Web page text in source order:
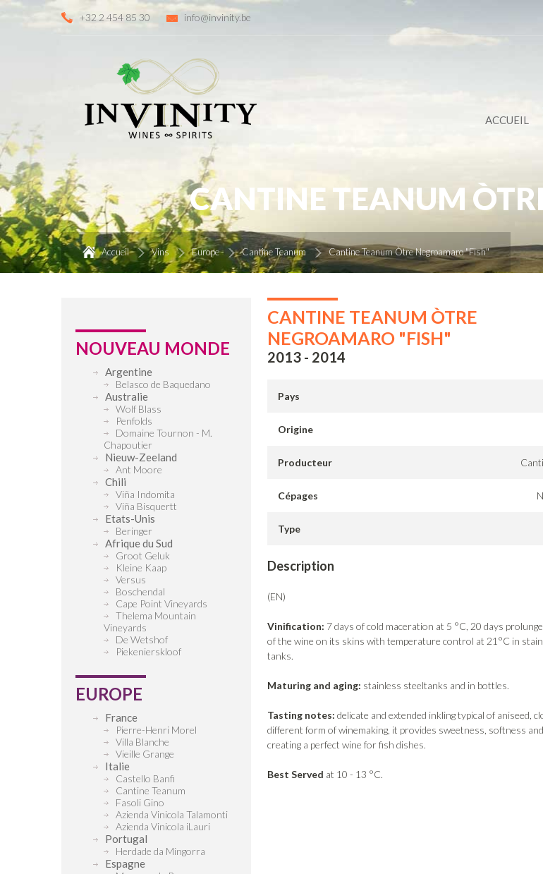
+32 2 454 85 30 info@invinity.be
ACCUEIL
CANTINE TEANUM
Accueil Vins Europe Cantine Teanum Cantine Teanum Òtre Negroamaro "Fish"
NOUVEAU MONDE
Argentine
Belasco de Baquedano
Australie
Wolf Blass
Penfolds
Domaine Tournon - M.
Chapoutier
Nieuw-Zeeland
Ant Moore
Chili
Viña Indomita
Viña Bisquertt
Etats-Unis
Beringer
Afrique du Sud
Groot Geluk
Kleine Kaap
Versus
Boschendal
Cape Point Vineyards
Thelema Mountain
Vineyards
De Wetshof
Piekenierskloof
EUROPE
France
Pierre-Henri Morel
Villa Blanche
Vieille Grange
Italie
Castello Banfi
Cantine Teanum
Fasoli Gino
Azienda Vinicola Talamonti
Azienda Vinicola iLauri
Portugal
Herdade da Mingorra
Espagne
CANTINE TEANUM ÒTRE
NEGROAMARO "FISH"
2013 - 2014
Pays
Origine
Producteur
Cépages
Type
Description
(EN)
Vinification: 7 days of cold maceration at 5 °C, 20 days
of the wine on its skins with temperature control at 21°C in
tanks.
Maturing and aging: stainless steeltanks and in bottles.
Tasting notes: delicate and extended inkling typical of aniseed,
different form of winemaking, it provides sweetness, softness
creating a perfect wine for fish dishes.
Best Served at 10 - 13 °C.